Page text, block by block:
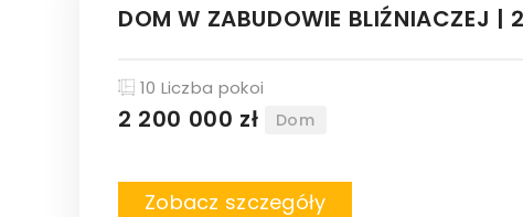
DOM W ZABUDOWIE BLIŹNIACZEJ |
10 Liczba pokoi
2 200 000 zł Dom
Zobacz szczegóły